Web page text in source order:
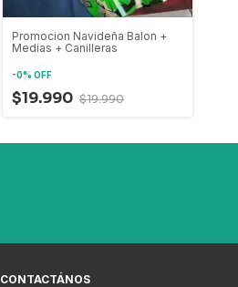
Promocion Navideña Balon +
Medias + Canilleras
-0% OFF
$19.990 $19.990
CONTACTÁNOS